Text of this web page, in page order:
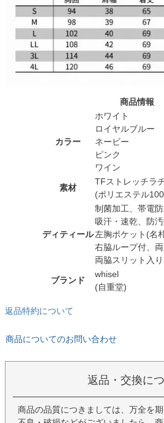
商品情報
カラー
ホワイト
ロイヤルブルー
ネービー
ピンク
ワイン
素材
TFストレッチラ
(ポリエステル
ディティール
制菌加工、帯電
吸汗・速乾、防
左胸ポケット(名
右脇ループ付、
両脇スリット入り
ブランド
whisel
(自重堂)
返品特約について
商品についてのお問い合わせ
返品・交換に
商品の品質につきましては、万全を